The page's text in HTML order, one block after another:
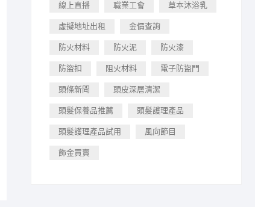
線上直播 職業工會 草本沐浴乳
虛擬地址出租 金價查詢
防火材料 防火泥 防火漆
防盜扣 阻火材料 電子防盜門
頭條新聞 頭皮深層清潔
頭髮保養品推薦 頭髮護理產品
頭髮護理產品試用 風向節目
飾金買賣